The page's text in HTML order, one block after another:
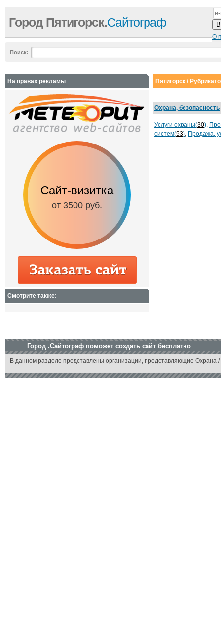
О
Город Пятигорск.Сайтограф
Поиск:
Пятигорск /
Охрана, безопасность
Услуги охраны(30),
систем(53), Продажа,
На правах рекламы
Сайт-визитка
от 3500 руб.
Смотрите также:
Город .Сайтограф поможет создать сайт бесплатно
В данном разделе представлены организации, представляющие Охрана /